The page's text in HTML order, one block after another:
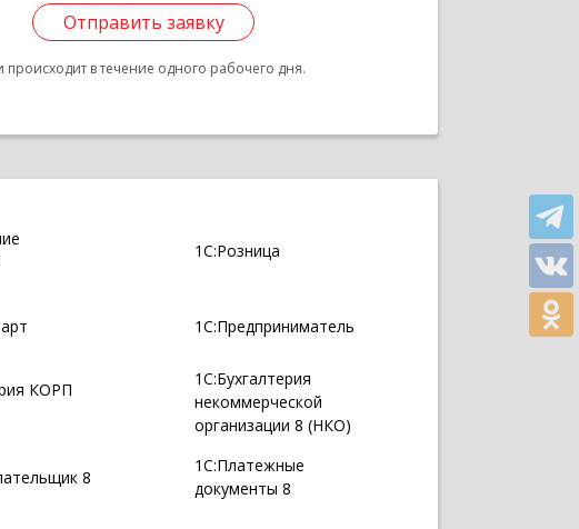
Отправить заявку
происходит в течение одного рабочего дня.
1С:Розница
1С:Предприниматель
КОРП
1С:Бухгалтерия
некоммерческой
организации 8 (НКО)
8
1С:Платежные
документы 8